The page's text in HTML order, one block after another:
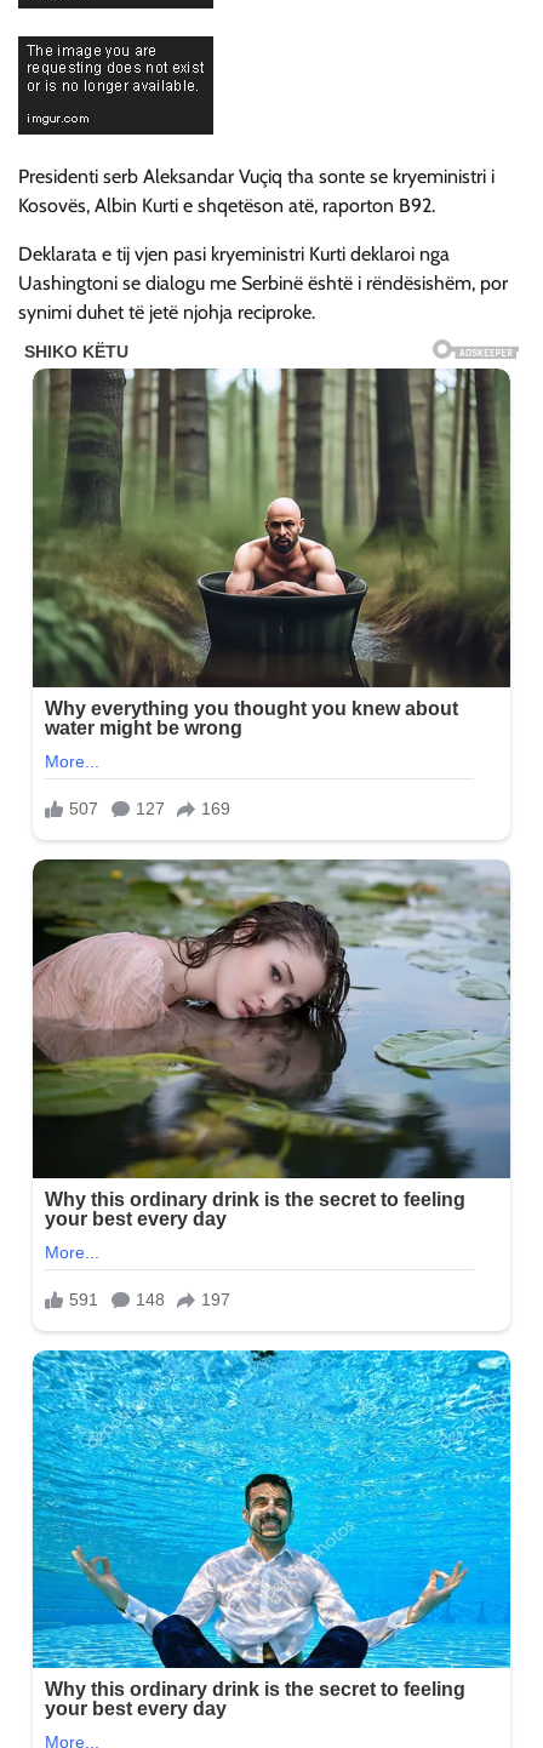
Presidenti serb Aleksandar Vuçiq tha sonte se kryeministri i
Kosovës, Albin Kurti e shqetëson atë, raporton B92.
Deklarata e tij vjen pasi kryeministri Kurti deklaroi nga
Uashingtoni se dialogu me Serbinë është i rëndësishëm, por
synimi duhet të jetë njohja reciproke.